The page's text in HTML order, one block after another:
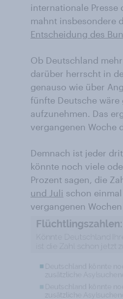
internationale
mahnt insbesondere
Entscheidung des
Ob Deutschland
darüber herrscht in
genauso wie über
fünfte Deutsche
aufzunehmen. Das
vergangenen Woche
Demnach ist jeder
könnte noch viele
Prozent sagen, die
und Juli schon
vergangenen